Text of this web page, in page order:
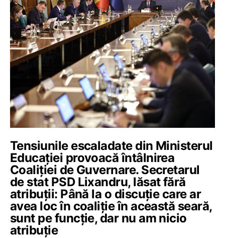
Tensiunile escaladate din Ministerul
Educației provoacă întâlnirea
Coaliției de Guvernare. Secretarul
de stat PSD Lixandru, lăsat fără
atribuții: Până la o discuţie care ar
avea loc în coaliţie în această seară,
sunt pe funcţie, dar nu am nicio
atribuţie